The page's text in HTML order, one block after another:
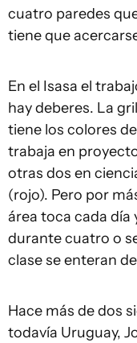
cuatro paredes
tiene que
En el Isasa el
hay deberes. La
tiene los colores
trabaja en
otras dos en
(rojo). Pero por
área toca cada
durante cuatro o
clase se enteran
Hace más de dos
todavía Uruguay,